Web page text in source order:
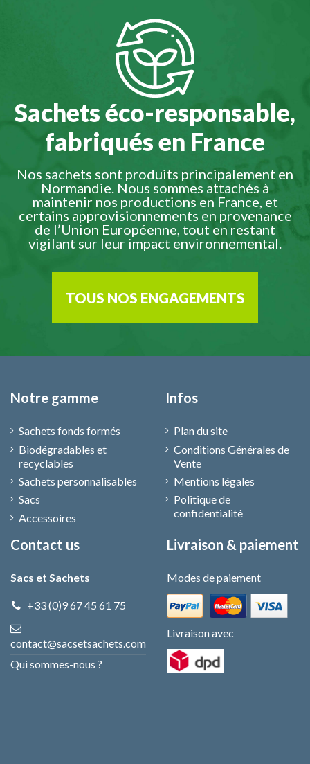
Sachets éco-responsable,
fabriqués en France
Nos sachets sont produits principalement en
Normandie. Nous sommes attachés à
maintenir nos productions en France, et
certains approvisionnements en provenance
de l’Union Européenne, tout en restant
vigilant sur leur impact environnemental.
TOUS NOS ENGAGEMENTS
Notre gamme
Sachets fonds formés
Biodégradables et
recyclables
Sachets personnalisables
Sacs
Accessoires
Infos
Plan du site
Conditions Générales de
Vente
Mentions légales
Politique de
confidentialité
Contact us
Sacs et Sachets
+33 (0)9 67 45 61 75
contact@sacsetsachets.com
Qui sommes-nous ?
Livraison & paiement
Modes de paiement
Livraison avec